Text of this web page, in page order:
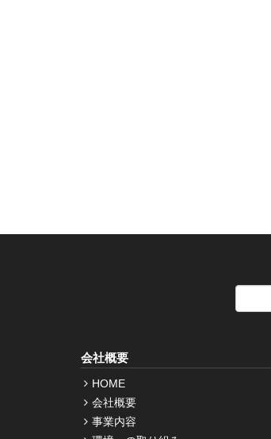
会社概要
HOME
会社概要
事業内容